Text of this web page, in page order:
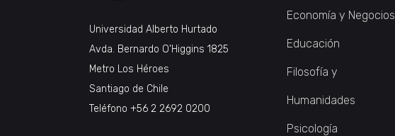
Universidad Alberto Hurtado
Avda. Bernardo O’Higgins 1825
Metro Los Héroes
Santiago de Chile
Teléfono +56 2 2692 0200
Economía y Negocios
Educación
Filosofía y
Humanidades
Psicología